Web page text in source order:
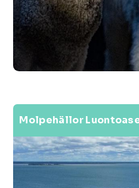
Molpehällor